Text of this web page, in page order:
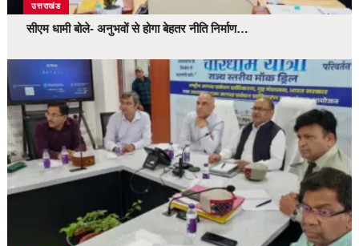
उत्तराखंड
सीएम धामी बोले- अनुभवों से होगा बेहतर नीति निर्माण…